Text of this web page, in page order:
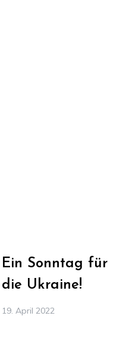
Ein Sonntag für
die Ukraine!
19. April 2022